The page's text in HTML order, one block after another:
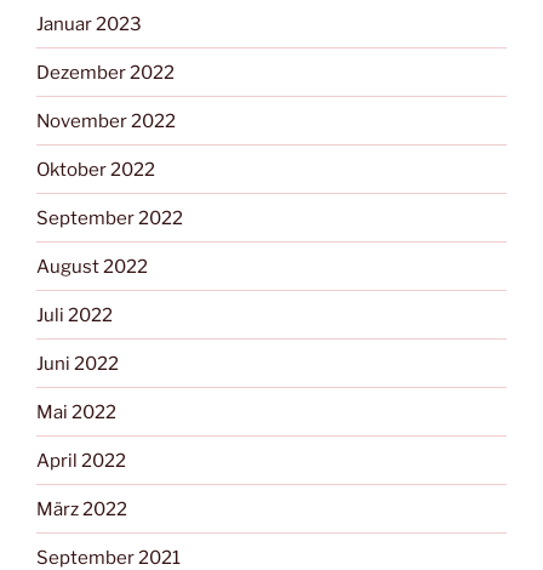
Januar 2023
Dezember 2022
November 2022
Oktober 2022
September 2022
August 2022
Juli 2022
Juni 2022
Mai 2022
April 2022
März 2022
September 2021